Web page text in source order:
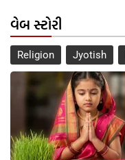
વેબ સ્ટોરી
Religion Jyotish